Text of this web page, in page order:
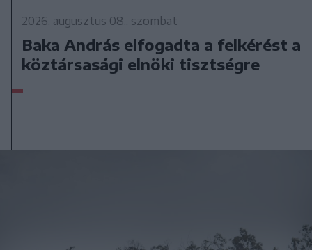
2026. augusztus 08., szombat
Baka András elfogadta a felkérést a
köztársasági elnöki tisztségre